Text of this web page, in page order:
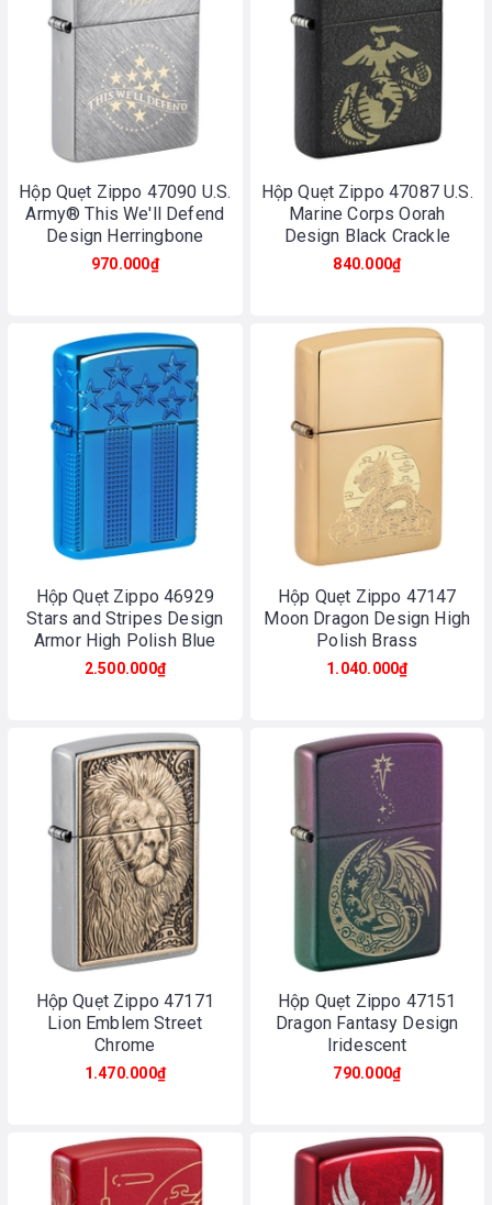
Hộp Quẹt Zippo 47090 U.S.
Army® This We'll Defend
Design Herringbone
Sweep
970.000₫
Hộp Quẹt Zippo 47087 U.S.
Marine Corps Oorah
Design Black Crackle
840.000₫
Hộp Quẹt Zippo 46929
Stars and Stripes Design
Armor High Polish Blue
2.500.000₫
Hộp Quẹt Zippo 47147
Moon Dragon Design High
Polish Brass
1.040.000₫
Hộp Quẹt Zippo 47171
Lion Emblem Street
Chrome
1.470.000₫
Hộp Quẹt Zippo 47151
Dragon Fantasy Design
Iridescent
790.000₫